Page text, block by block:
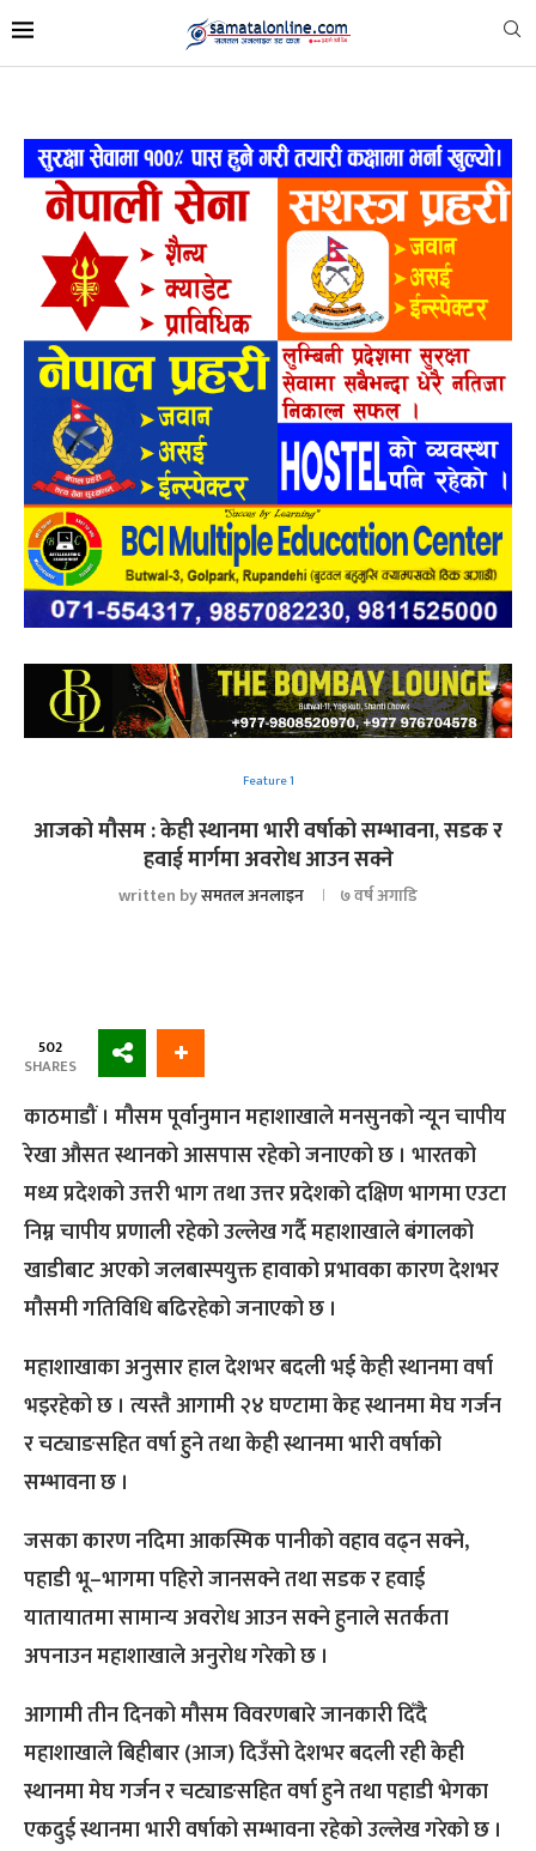
Feature 1
आजको मौसम : केही स्थानमा भारी वर्षाको सम्भावना, सडक र
हवाई मार्गमा अवरोध आउन सक्ने
written byसमतल अनलाइन ७ वर्ष अगाडि
502
SHARES
काठमाडौं । मौसम पूर्वानुमान महाशाखाले मनसुनको न्यून चापीय
रेखा औसत स्थानको आसपास रहेको जनाएको छ । भारतको
मध्य प्रदेशको उत्तरी भाग तथा उत्तर प्रदेशको दक्षिण भागमा एउटा
निम्न चापीय प्रणाली रहेको उल्लेख गर्दै महाशाखाले बंगालको
खाडीबाट अएको जलबास्पयुक्त हावाको प्रभावका कारण देशभर
मौसमी गतिविधि बढिरहेको जनाएको छ ।
महाशाखाका अनुसार हाल देशभर बदली भई केही स्थानमा वर्षा
भइरहेको छ । त्यस्तै आगामी २४ घण्टामा केह स्थानमा मेघ गर्जन
र चट्याङसहित वर्षा हुने तथा केही स्थानमा भारी वर्षाको
सम्भावना छ ।
जसका कारण नदिमा आकस्मिक पानीको वहाव वढ्न सक्ने,
पहाडी भू–भागमा पहिरो जानसक्ने तथा सडक र हवाई
यातायातमा सामान्य अवरोध आउन सक्ने हुनाले सतर्कता
अपनाउन महाशाखाले अनुरोध गरेको छ ।
आगामी तीन दिनको मौसम विवरणबारे जानकारी दिँदै
महाशाखाले बिहीबार (आज) दिउँसो देशभर बदली रही केही
स्थानमा मेघ गर्जन र चट्याङसहित वर्षा हुने तथा पहाडी भेगका
एकदुई स्थानमा भारी वर्षाको सम्भावना रहेको उल्लेख गरेको छ ।